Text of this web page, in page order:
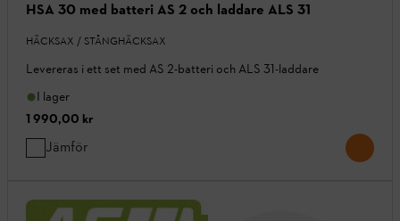
HSA 30 med batteri AS 2 och laddare ALS 31
HÄCKSAX / STÅNGHÄCKSAX
Levereras i ett set med AS 2-batteri och ALS 31-laddare
I lager
1 990,00 kr
Jämför